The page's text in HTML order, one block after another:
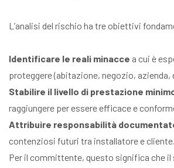
L’analisi del rischio ha tre obiettivi
Identificare le reali minacce a cui è
proteggere (abitazione, negozio,
Stabilire il livello di prestazione
raggiungere per essere efficace e
Attribuire responsabilità
contenziosi futuri tra installatore e cliente.
Per il committente, questo significa che il